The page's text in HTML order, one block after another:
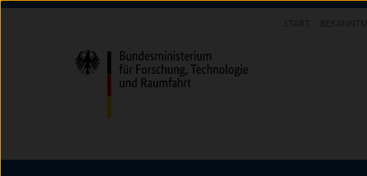
Direkt
(Eingabetaste)
Direkt
(Eingabetaste)
Direkt
(Eingabetaste)